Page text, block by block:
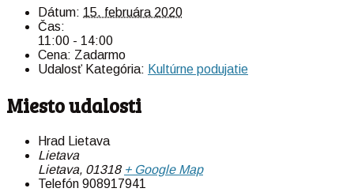
Dátum: 15. februára 2020
Čas:
11:00 - 14:00
Cena: Zadarmo
Udalosť Kategória: Kultúrne podujatie
Miesto udalosti
Hrad Lietava
Lietava
Lietava, 01318 + Google Map
Telefón 908917941